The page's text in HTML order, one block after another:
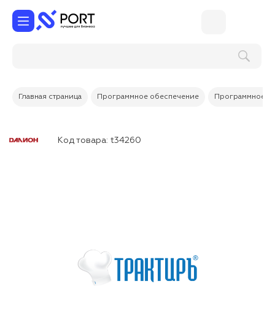
Главная страница Программное обеспечение Программное
Код товара: t34260